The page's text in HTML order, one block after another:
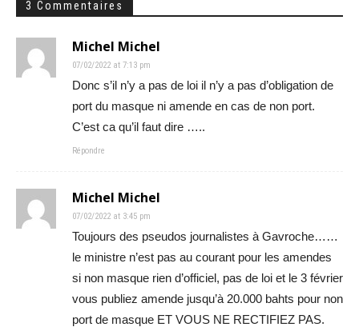
3 Commentaires
Michel Michel
07/02/2022 at 7:13 pm
Donc s’il n’y a pas de loi il n’y a pas d’obligation de
port du masque ni amende en cas de non port.
C’est ca qu’il faut dire …..
Répondre
Michel Michel
07/02/2022 at 3:45 pm
Toujours des pseudos journalistes à Gavroche……
le ministre n’est pas au courant pour les amendes
si non masque rien d’officiel, pas de loi et le 3 février
vous publiez amende jusqu’à 20.000 bahts pour non
port de masque ET VOUS NE RECTIFIEZ PAS.